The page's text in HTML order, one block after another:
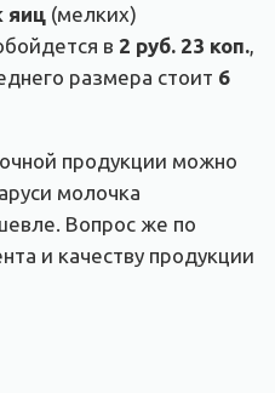
яиц (мелких)
в 2 руб. 23 коп.,
размера стоит 6
продукции можно
молочка
Вопрос же по
и качеству продукции